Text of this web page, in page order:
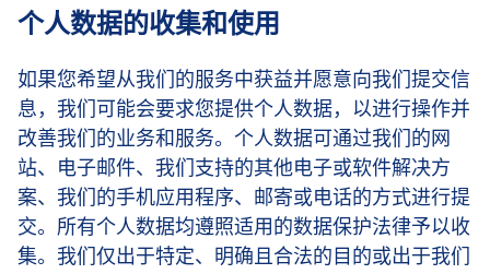
个人数据的收集和使用
如果您希望从我们的服务中获益并愿意向我们提交信
息，我们可能会要求您提供个人数据，以进行操作并
改善我们的业务和服务。个人数据可通过我们的网
站、电子邮件、我们支持的其他电子或软件解决方
案、我们的手机应用程序、邮寄或电话的方式进行提
交。所有个人数据均遵照适用的数据保护法律予以收
集。我们仅出于特定、明确且合法的目的或出于我们